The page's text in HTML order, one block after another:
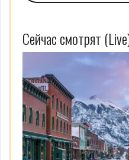
Сейчас смотрят